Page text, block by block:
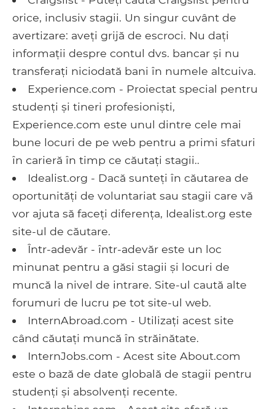
orice, inclusiv stagii. Un singur cuvânt de
avertizare: aveți grijă de escroci. Nu dați
informații despre contul dvs. bancar și nu
transferați niciodată bani în numele altcuiva.
Experience.com - Proiectat special pentru
studenți și tineri profesioniști,
Experience.com este unul dintre cele mai
bune locuri de pe web pentru a primi sfaturi
în carieră în timp ce căutați stagii..
Idealist.org - Dacă sunteți în căutarea de
oportunități de voluntariat sau stagii care vă
vor ajuta să faceți diferența, Idealist.org este
site-ul de căutare.
Într-adevăr - într-adevăr este un loc
minunat pentru a găsi stagii și locuri de
muncă la nivel de intrare. Site-ul caută alte
forumuri de lucru pe tot site-ul web.
InternAbroad.com - Utilizați acest site
când căutați muncă în străinătate.
InternJobs.com - Acest site About.com
este o bază de date globală de stagii pentru
studenți și absolvenți recente.